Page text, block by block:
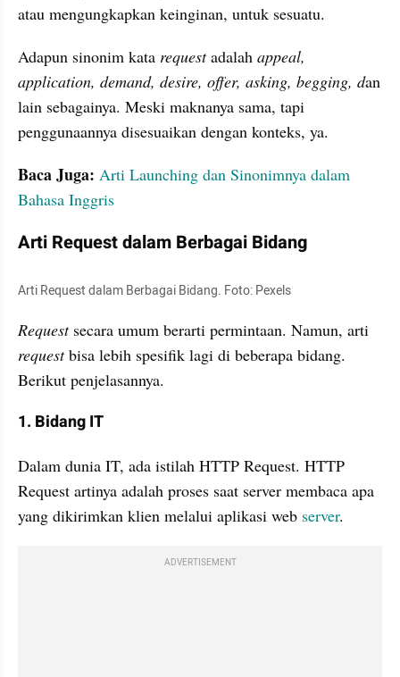
atau mengungkapkan keinginan, untuk sesuatu.
Adapun sinonim kata request adalah appeal,
application, demand, desire, offer, asking, begging, dan
lain sebagainya. Meski maknanya sama, tapi
penggunaannya disesuaikan dengan konteks, ya.
Baca Juga: Arti Launching dan Sinonimnya dalam
Bahasa Inggris
Arti Request dalam Berbagai Bidang
Arti Request dalam Berbagai Bidang. Foto: Pexels
Request
request bisa lebih spesifik lagi di beberapa bidang.
Berikut penjelasannya.
1. Bidang IT
Dalam dunia IT, ada istilah HTTP Request. HTTP
Request artinya adalah proses saat server membaca apa
yang dikirimkan klien melalui aplikasi web server.
ADVERTISEMENT